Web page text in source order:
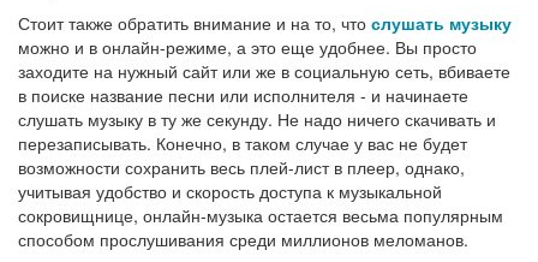
Стоит также обратить внимание и на то, что слушать музыку
можно и в онлайн-режиме, а это еще удобнее. Вы просто
заходите на нужный сайт или же в социальную сеть, вбиваете
в поиске название песни или исполнителя - и начинаете
слушать музыку в ту же секунду. Не надо ничего скачивать и
перезаписывать. Конечно, в таком случае у вас не будет
возможности сохранить весь плей-лист в плеер, однако,
учитывая удобство и скорость доступа к музыкальной
сокровищнице, онлайн-музыка остается весьма популярным
способом прослушивания среди миллионов меломанов.